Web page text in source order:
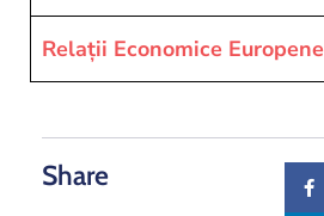
Relații Economice Europene
Share